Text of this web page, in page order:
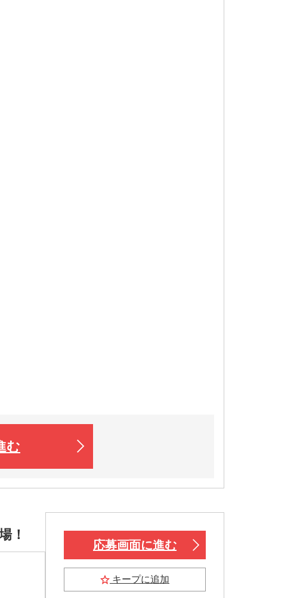
む
！
応募画面に進む
キープに追加